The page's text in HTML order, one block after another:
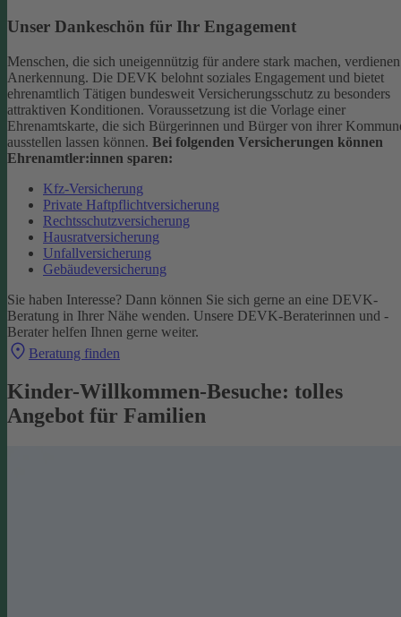
Unser Dankeschön für Ihr Engagement
Menschen, die sich uneigennützig für andere stark machen, verdienen
Anerkennung. Die DEVK belohnt soziales Engagement und bietet
ehrenamtlich Tätigen bundesweit Versicherungsschutz zu besonders
attraktiven Konditionen. Voraussetzung ist die Vorlage einer
Ehrenamtskarte, die sich Bürgerinnen und Bürger von ihrer
ausstellen lassen können. Bei folgenden Versicherungen können
Ehrenamtler:innen sparen:
Kfz-Versicherung
Private Haftpflichtversicherung
Rechtsschutzversicherung
Hausratversicherung
Unfallversicherung
Gebäudeversicherung
Sie haben Interesse? Dann können Sie sich gerne an eine DEVK-
Beratung in Ihrer Nähe wenden. Unsere DEVK-Beraterinnen und -
Berater helfen Ihnen gerne weiter.
Beratung finden
Kinder-Willkommen-Besuche: tolles
Angebot für Familien